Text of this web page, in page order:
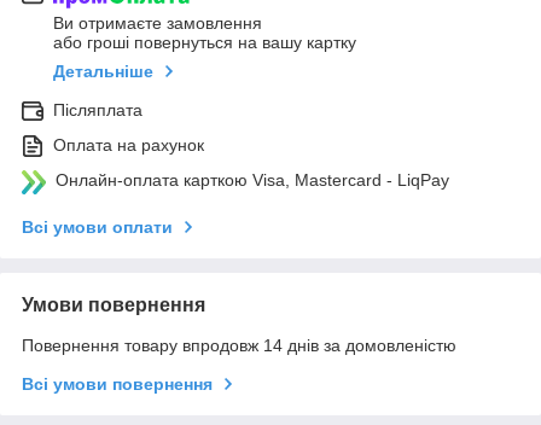
Ви отримаєте замовлення
або гроші повернуться на вашу картку
Детальніше
Післяплата
Оплата на рахунок
Онлайн-оплата карткою Visa, Mastercard - LiqPay
Всі умови оплати
Умови повернення
Повернення товару впродовж 14 днів за домовленістю
Всі умови повернення